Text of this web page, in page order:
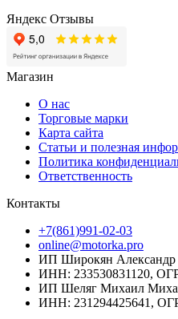
Яндекс Отзывы
Магазин
О нас
Торговые марки
Карта сайта
Статьи и полезная
Политика
Ответственность
Контакты
+7(861)991-02-03
online@motorka.pro
ИП Широкян Александр
ИНН: 233530831120,
ИП Шеляг Михаил
ИНН: 231294425641,